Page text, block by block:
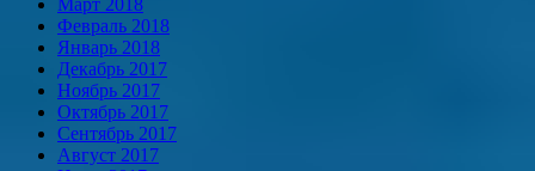
Март 2018
Февраль 2018
Январь 2018
Декабрь 2017
Ноябрь 2017
Октябрь 2017
Сентябрь 2017
Август 2017